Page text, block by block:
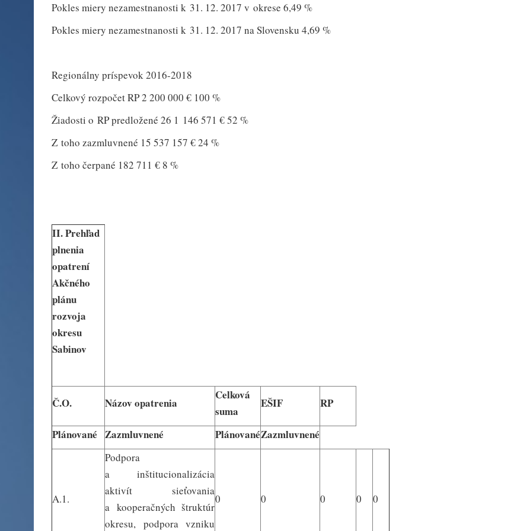
Pokles miery nezamestnanosti k 31. 12. 2017 v okrese 6,49 %
Pokles miery nezamestnanosti k 31. 12. 2017 na Slovensku 4,69 %
Regionálny príspevok 2016-2018
Celkový rozpočet RP 2 200 000 € 100 %
Žiadosti o RP predložené 26 1 146 571 € 52 %
Z toho zazmluvnené 15 537 157 € 24 %
Z toho čerpané 182 711 € 8 %
II. Prehľad
plnenia
opatrení
Akčného
plánu
rozvoja
okresu
Sabinov
Č.O. Názov opatrenia
Celková
suma
EŠIF RP
Plánované Zazmluvnené PlánovanéZazmluvnené
A.1.
Podpora
a inštitucionalizácia
aktivít sieťovania
a kooperačných štruktúr
okresu, podpora vzniku
0 0 0 0 0